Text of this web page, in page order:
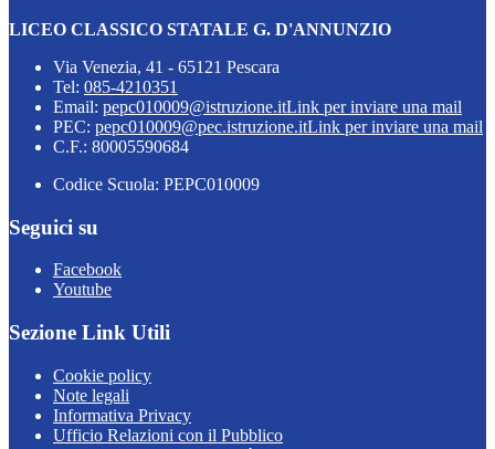
LICEO CLASSICO STATALE G. D'ANNUNZIO
Via Venezia, 41 - 65121 Pescara
Tel: 085-4210351
Email: pepc010009@istruzione.itLink per inviare una mail
PEC: pepc010009@pec.istruzione.itLink per inviare una mail
C.F.: 80005590684
Codice Scuola: PEPC010009
Seguici su
Facebook
Youtube
Sezione Link Utili
Cookie policy
Note legali
Informativa Privacy
Ufficio Relazioni con il Pubblico